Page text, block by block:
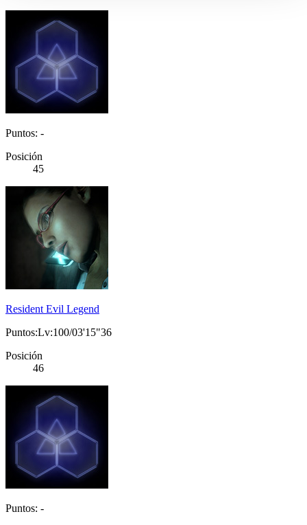
Puntos: -
Posición
45
Resident Evil Legend
Puntos:Lv:100/03'15"36
Posición
46
Puntos: -